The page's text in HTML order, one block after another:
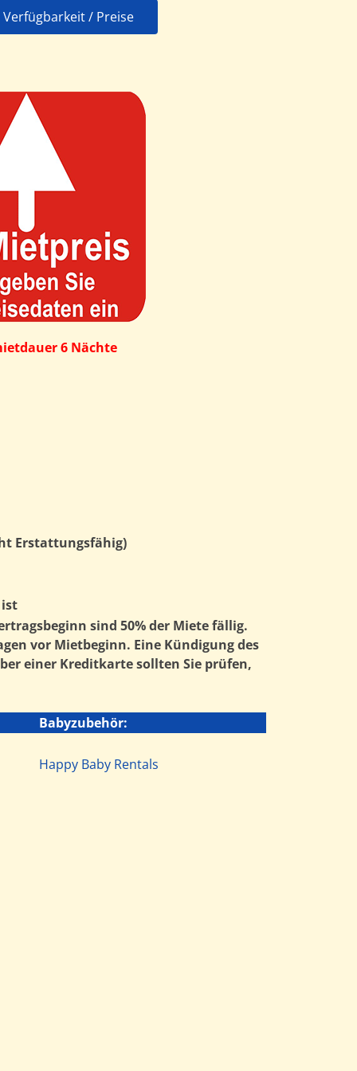
Verfügbarkeit / Preise
6 Nächte
Erstattungsfähig)
sind 50% der Miete fällig.
vor Mietbeginn. Eine Kündigung des
einer Kreditkarte sollten Sie prüfen,
Babyzubehör:
Happy Baby Rentals